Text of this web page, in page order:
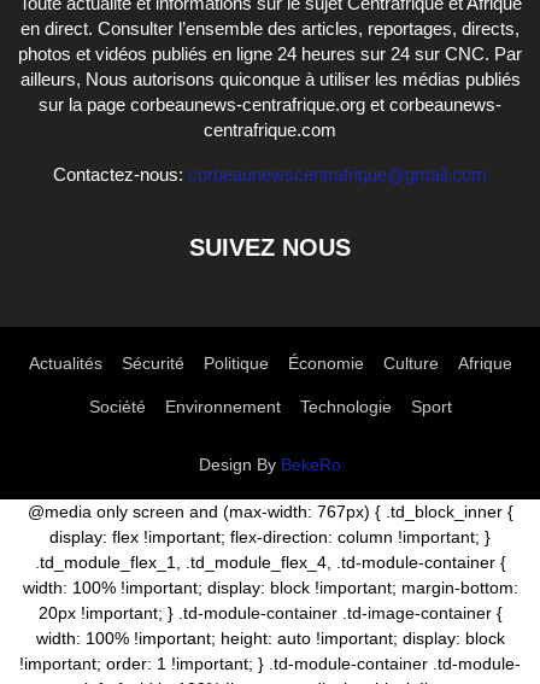
en direct. Consulter l’ensemble des articles, reportages, directs,
photos et vidéos publiés en ligne 24 heures sur 24 sur CNC. Par
ailleurs, Nous autorisons quiconque à utiliser les médias publiés
sur la page corbeaunews-centrafrique.org et corbeaunews-
centrafrique.com
Contactez-nous: corbeaunewscentrafrique@gmail.com
SUIVEZ NOUS
Actualités Sécurité Politique Économie Culture Afrique
Société Environnement Technologie Sport
Design By BekeRo
@media only screen and (max-width: 767px) { .td_block_inner {
display: flex !important; flex-direction: column !important; }
.td_module_flex_1, .td_module_flex_4, .td-module-container {
width: 100% !important; display: block !important; margin-bottom:
20px !important; } .td-module-container .td-image-container {
width: 100% !important; height: auto !important; display: block
!important; order: 1 !important; } .td-module-container .td-module-